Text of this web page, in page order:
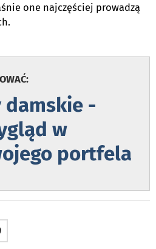
one najczęściej prowadzą
damskie -
w
portfela